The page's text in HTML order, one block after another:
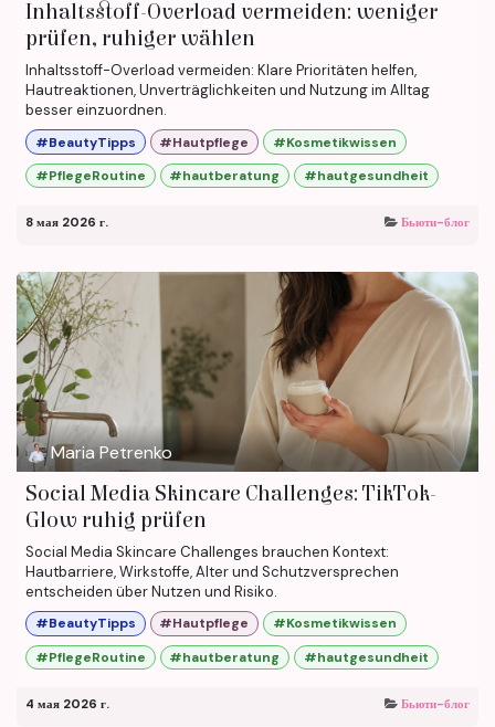
Inhaltsstoff-Overload vermeiden: weniger
prüfen, ruhiger wählen
Inhaltsstoff-Overload vermeiden: Klare Prioritäten helfen,
Hautreaktionen, Unverträglichkeiten und Nutzung im Alltag
besser einzuordnen.
#BeautyTipps #Hautpflege
#Kosmetikwissen
#PflegeRoutine
#hautberatung #hautgesundheit
8 мая 2026 г. Бьюти-блог
Maria Petrenko
Social Media Skincare Challenges: TikTok-
Glow ruhig prüfen
Social Media Skincare Challenges brauchen Kontext:
Hautbarriere, Wirkstoffe, Alter und Schutzversprechen
entscheiden über Nutzen und Risiko.
#BeautyTipps #Hautpflege
#Kosmetikwissen
#PflegeRoutine
#hautberatung #hautgesundheit
4 мая 2026 г. Бьюти-блог